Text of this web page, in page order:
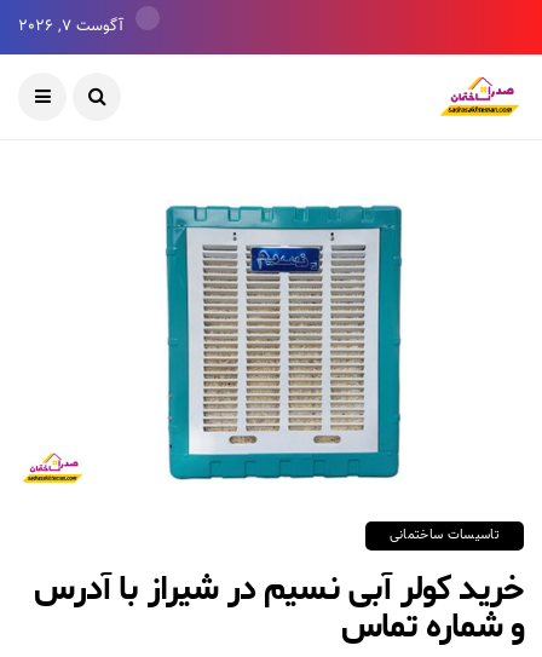
آگوست 7, 2026
تاسیسات ساختمانی
خرید کولر آبی نسیم در شیراز با آدرس
و شماره تماس